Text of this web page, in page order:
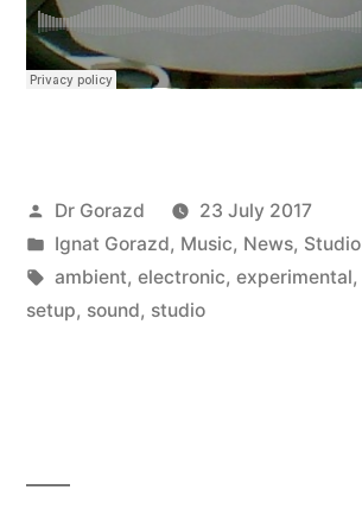
Posted
by
Dr Gorazd
23 July 2017
Posted
in
Ignat Gorazd, Music, News, Studio
Tags:
ambient, electronic, experimental,
setup, sound, studio